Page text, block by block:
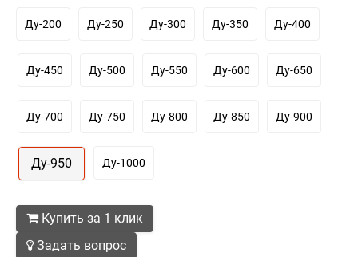
Ду-200 Ду-250 Ду-300 Ду-350 Ду-400
Ду-450 Ду-500 Ду-550 Ду-600 Ду-650
Ду-700 Ду-750 Ду-800 Ду-850 Ду-900
Ду-950 Ду-1000
Купить за 1 клик
Задать вопрос